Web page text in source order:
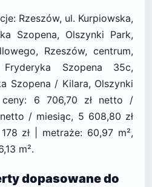
Rzeszów, ul. Kurpiowska,
Szopena, Olszynki Park,
Rzeszów, centrum,
Szopena 35c,
Szopena / Kilara, Olszynki
ceny: 6 706,70 zł netto /
/ miesiąc, 5 608,80 zł
zł | metraże: 60,97 m²,
m².
dopasowane do